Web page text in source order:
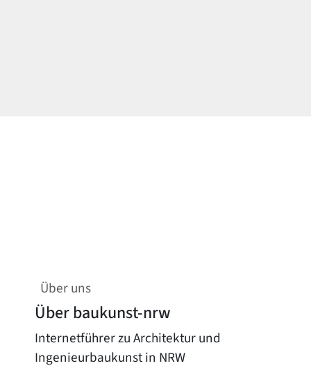
Über uns
Über baukunst-nrw
Internetführer zu Architektur und
Ingenieurbaukunst in NRW